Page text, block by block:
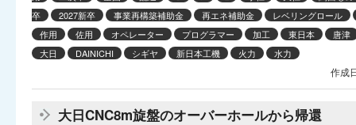
卒
2027新卒 事業再構築補助金 再エネ補助金
レベリングロール
作用
佐用 オペレーター プログラマー 加工 東日本
唐津
大日
DAINICHI シギヤ 新日本工機 火力 水力
作成
大日CNC8m旋盤のオーバーホールから帰還